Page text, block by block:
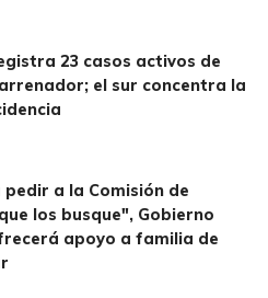
23 casos activos de
el sur concentra la
pedir a la Comisión de
los busque", Gobierno
apoyo a familia de